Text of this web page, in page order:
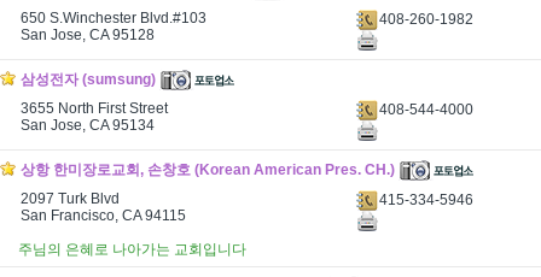
650 S.Winchester Blvd.#103
San Jose, CA 95128
408-260-1982
삼성전자 (sumsung)
3655 North First Street
San Jose, CA 95134
408-544-4000
상항 한미장로교회, 손창호 (Korean American Pres. CH.)
2097 Turk Blvd
San Francisco, CA 94115
415-334-5946
주님의 은혜로 나아가는 교회입니다